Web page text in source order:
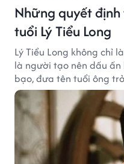
Những quyết
tuổi Lý Tiểu Long
Lý Tiểu Long không chỉ
là người tạo nên dấu
bạo, đưa tên tuổi ông